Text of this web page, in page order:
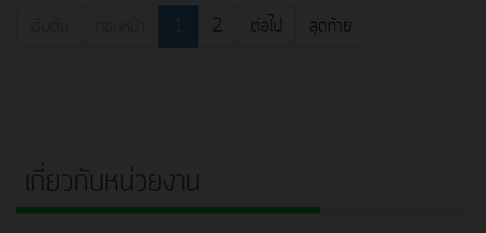
1 2 ต่อไป สุดท้าย
เกี่ยวกับหน่วยงาน